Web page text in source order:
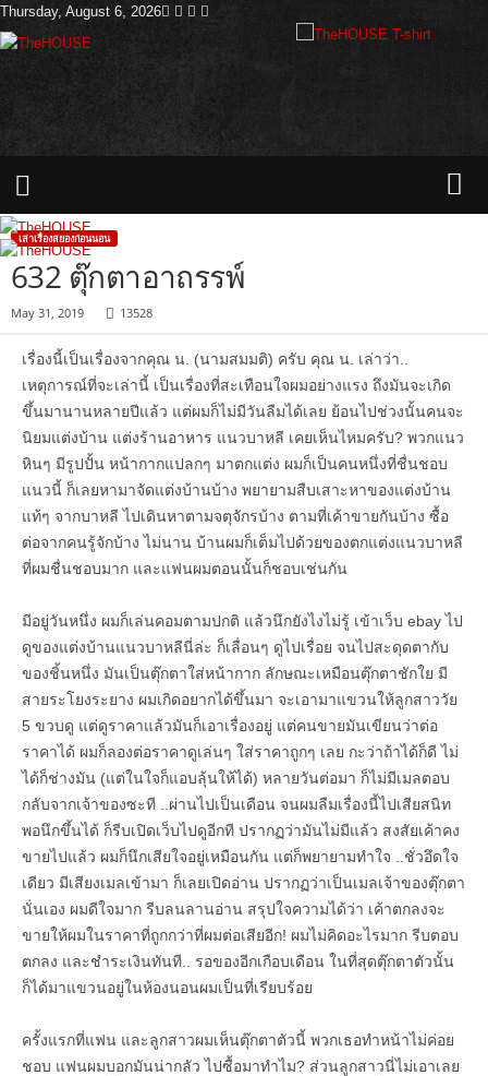
Thursday, August 6, 2026
e
เล่าเรื่องสยองก่อนนอน
632 ตุ๊กตาอาถรรพ์
May 31, 2019 13528
เรื่องนี้เป็นเรื่องจากคุณ น. (นามสมมติ) ครับ คุณ น. เล่าว่า..
เหตุการณ์ที่จะเล่านี้ เป็นเรื่องที่สะเทือนใจผมอย่างแรง ถึงมันจะเกิด
ขึ้นมานานหลายปีแล้ว แต่ผมก็ไม่มีวันลืมได้เลย ย้อนไปช่วงนั้นคนจะ
นิยมแต่งบ้าน แต่งร้านอาหาร แนวบาหลี เคยเห็นไหมครับ? พวกแนว
หินๆ มีรูปปั้น หน้ากากแปลกๆ มาตกแต่ง ผมก็เป็นคนหนึ่งที่ชื่นชอบ
แนวนี้ ก็เลยหามาจัดแต่งบ้านบ้าง พยายามสืบเสาะหาของแต่งบ้าน
แท้ๆ จากบาหลี ไปเดินหาตามจตุจักรบ้าง ตามที่เค้าขายกันบ้าง ซื้อ
ต่อจากคนรู้จักบ้าง ไม่นาน บ้านผมก็เต็มไปด้วยของตกแต่งแนวบาหลี
ที่ผมชื่นชอบมาก และแฟนผมตอนนั้นก็ชอบเช่นกัน
มีอยู่วันหนึ่ง ผมก็เล่นคอมตามปกติ แล้วนึกยังไงไม่รู้ เข้าเว็บ ebay ไป
ดูของแต่งบ้านแนวบาหลีนี่ล่ะ ก็เลื่อนๆ ดูไปเรื่อย จนไปสะดุดตากับ
ของชิ้นหนึ่ง มันเป็นตุ๊กตาใส่หน้ากาก ลักษณะเหมือนตุ๊กตาชักใย มี
สายระโยงระยาง ผมเกิดอยากได้ขึ้นมา จะเอามาแขวนให้ลูกสาววัย
5 ขวบดู แต่ดูราคาแล้วมันก็เอาเรื่องอยู่ แต่คนขายมันเขียนว่าต่อ
ราคาได้ ผมก็ลองต่อราคาดูเล่นๆ ใส่ราคาถูกๆ เลย กะว่าถ้าได้ก็ดี ไม่
ได้ก็ช่างมัน (แต่ในใจก็แอบลุ้นให้ได้) หลายวันต่อมา ก็ไม่มีเมลตอบ
กลับจากเจ้าของซะที ..ผ่านไปเป็นเดือน จนผมลืมเรื่องนี้ไปเสียสนิท
พอนึกขึ้นได้ ก็รีบเปิดเว็บไปดูอีกที ปรากฏว่ามันไม่มีแล้ว สงสัยเค้าคง
ขายไปแล้ว ผมก็นึกเสียใจอยู่เหมือนกัน แต่ก็พยายามทำใจ ..ชั่วอึดใจ
เดียว มีเสียงเมลเข้ามา ก็เลยเปิดอ่าน ปรากฏว่าเป็นเมลเจ้าของตุ๊กตา
นั่นเอง ผมดีใจมาก รีบลนลานอ่าน สรุปใจความได้ว่า เค้าตกลงจะ
ขายให้ผมในราคาที่ถูกกว่าที่ผมต่อเสียอีก! ผมไม่คิดอะไรมาก รีบตอบ
ตกลง และชำระเงินทันที.. รอของอีกเกือบเดือน ในที่สุดตุ๊กตาตัวนั้น
ก็ได้มาแขวนอยู่ในห้องนอนผมเป็นที่เรียบร้อย
ครั้งแรกที่แฟน และลูกสาวผมเห็นตุ๊กตาตัวนี้ พวกเธอทำหน้าไม่ค่อย
ชอบ แฟนผมบอกมันน่ากลัว ไปซื้อมาทำไม? ส่วนลูกสาวนี่ไม่เอาเลย